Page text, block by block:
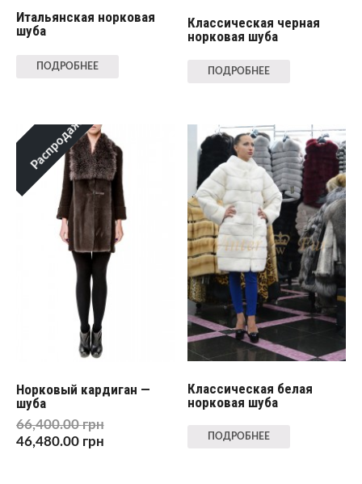
Итальянская норковая
шуба
ПОДРОБНЕЕ
Классическая черная
норковая шуба
ПОДРОБНЕЕ
Распродажа!
Норковый кардиган —
шуба
66,400.00грн
46,480.00 грн
Классическая белая
норковая шуба
ПОДРОБНЕЕ